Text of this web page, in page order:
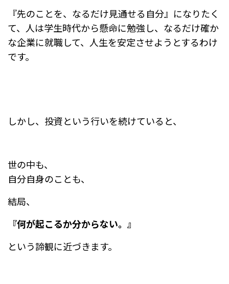
『先のことを、なるだけ見通せる自分』になりたく
て、人は学生時代から懸命に勉強し、なるだけ確か
な企業に就職して、人生を安定させようとするわけ
です。
しかし、投資という行いを続けていると、
世の中も、
自分自身のことも、
結局、
『何が起こるか分からない。』
という諦観に近づきます。